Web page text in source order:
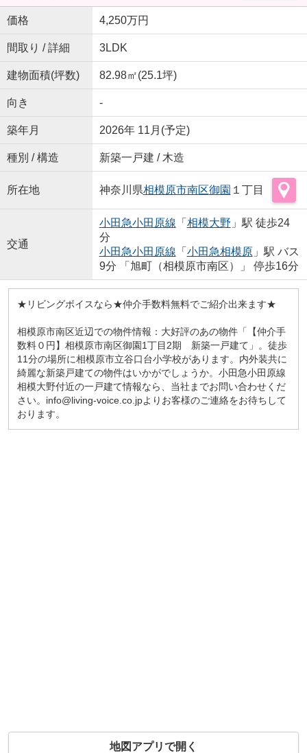
価格 4,250万円
間取り / 詳細 3LDK
建物面積(坪数) 82.98㎡(25.1坪)
向き -
築年月 2026年 11月(予定)
種別 / 構造 新築一戸建 / 木造
所在地 神奈川県相模原市南区御園 １丁目
交通
小田急小田原線 「 相模大野 」駅 徒歩24
分
小田急小田原線 「 小田急相模原」駅 バス
9分 「旭町（相模原市南区）」 停歩16分
★リビングボイスなら★仲介手数料無料でご紹介出来ます★
相模原市南区近辺での物件情報：大好評のあの物件「【仲介手
数料０円】相模原市南区御園1丁目2期 新築一戸建て」。徒歩
11分の場所に相模原市立谷口台小学校があります。内外装共に
綺麗な新築戸建ての物件はいかがでしょうか。小田急小田原線
相模大野付近の一戸建て情報なら、当社までお問い合わせくだ
さい。info@living-voice.co.jpよりお客様のご連絡をお待ちして
おります。
地図アプリで開く